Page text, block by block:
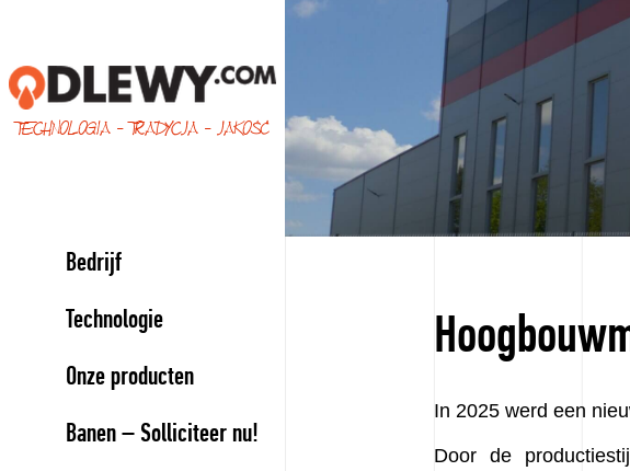
TECHNOLOGIA - TRADYCJA - JAKOŚĆ
Bedrijf
Technologie
Onze producten
Banen – Solliciteer nu!
In 2025 werd een
Door de